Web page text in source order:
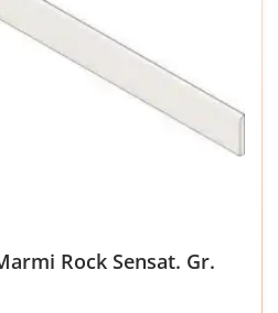
Rock Sensat. Gr.